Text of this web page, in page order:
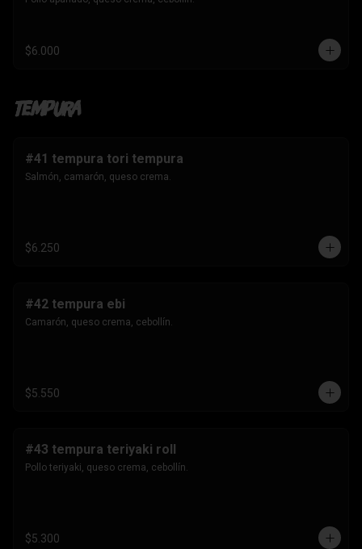
$6.000
Tempura
#41 tempura tori tempura
Salmón, camarón, queso crema.
$6.250
#42 tempura ebi
Camarón, queso crema, cebollín.
$5.550
#43 tempura teriyaki roll
Pollo teriyaki, queso crema, cebollín.
$5.300